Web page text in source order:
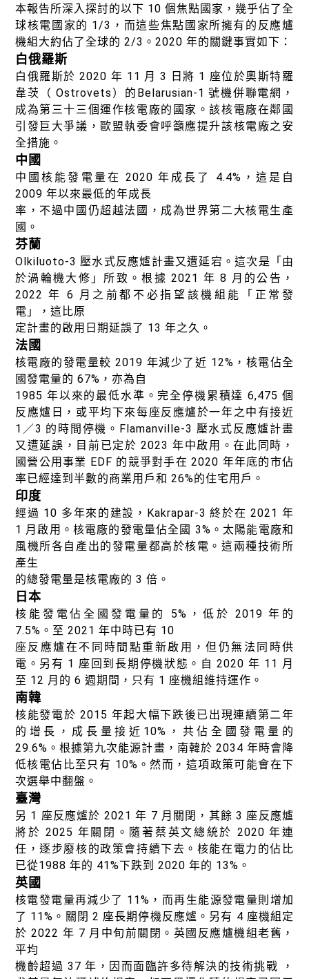
本報告所深入探討的以下 10 個焦點國家，幾乎佔了全
球核電國家的 1/3，而這些焦點國家所擁有的反應爐
機組大約佔了全球的 2/3。2020 年的關鍵事實如下：
白俄羅斯
白俄羅斯於 2020 年 11 月 3 日將 1 座位於奧斯特羅
韋茨（ Ostrovets）的Belarusian-1 號機併聯電網，
成為第三十三個運作核電廠的國家。該核電廠在鄰國
引發巨大爭議，歐盟執委會呼籲應提升該核電廠之安
全措施。
中國
中國核能發電量在 2020 年成長了 4.4%，這是自
2009 年以來最低的年成長
率，不過中國仍超越法國，成為世界第二大核電生產
國。
芬蘭
Olkiluoto-3 壓水式反應爐計畫又遭延宕。這次是「由
於渦輪機大修」所致。根據 2021 年 8 月的公告，
2022 年 6 月之前都不必指望該機組能「正常發
電」，這比原
定計畫的啟用日期延誤了 13 年之久。
法國
核電廠的發電量較 2019 年減少了近 12%，核電佔全
國發電量的 67%，亦為自
1985 年以來的最低水準。完全停機累積達 6,475 個
反應爐日，或平均下來每座反應爐於一年之中有接近
1／3 的時間停機。Flamanville-3 壓水式反應爐計畫
又遭延誤，目前已定於 2023 年中啟用。在此同時，
國營公用事業 EDF 的競爭對手在 2020 年年底的市佔
率已經達到半數的商業用戶和 26%的住宅用戶。
印度
經過 10 多年來的建設，Kakrapar-3 終於在 2021 年
1 月啟用。核電廠的發電量佔全國 3%。太陽能電廠和
風機所各自產出的發電量都高於核電。這兩種技術所
產生
的總發電量是核電廠的 3 倍。
日本
核能發電佔全國發電量的 5%，低於 2019 年的
7.5%。至 2021 年中時已有 10
座反應爐在不同時間點重新啟用，但仍無法同時供
電。另有 1 座回到長期停機狀態。自 2020 年 11 月
至 12 月的 6 週期間，只有 1 座機組維持運作。
南韓
核能發電於 2015 年起大幅下跌後已出現連續第二年
的增長，成長量接近10%，共佔全國發電量的
29.6%。根據第九次能源計畫，南韓於 2034 年時會降
低核電佔比至只有 10%。然而，這項政策可能會在下
次選舉中翻盤。
臺灣
另 1 座反應爐於 2021 年 7 月關閉，其餘 3 座反應爐
將於 2025 年關閉。隨著蔡英文總統於 2020 年連
任，逐步廢核的政策會持續下去。核能在電力的佔比
已從1988 年的 41%下跌到 2020 年的 13%。
英國
核電發電量再減少了 11%，而再生能源發電量則增加
了 11%。關閉 2 座長期停機反應爐。另有 4 座機組定
於 2022 年 7 月中旬前關閉。英國反應爐機組老舊，
平均
機齡超過 37 年，因而面臨許多待解決的技術挑戰 ，